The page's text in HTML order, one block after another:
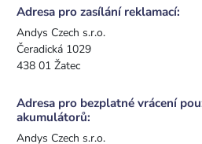
Adresa pro zasílání reklamací:
Andys Czech s.r.o.
Čeradická 1029
438 01 Žatec
Adresa pro bezplatné vrácení
akumulátorů:
Andys Czech s.r.o.